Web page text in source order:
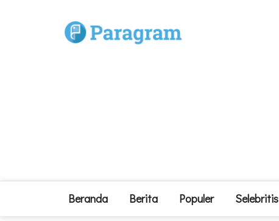
Beranda Berita Populer Selebritis